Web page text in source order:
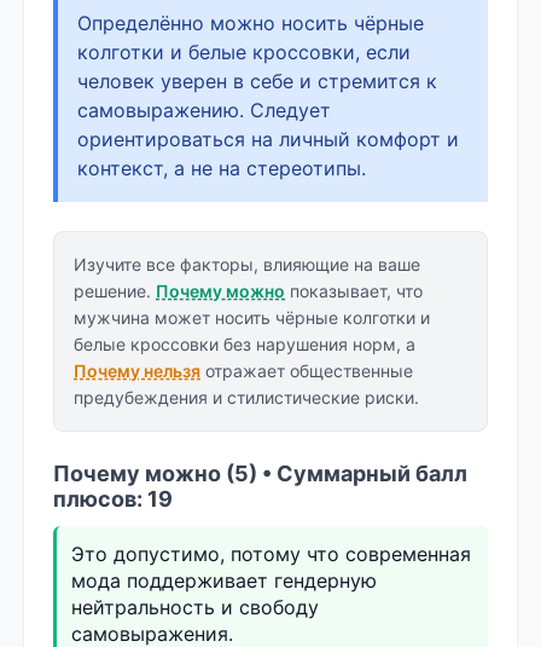
Определённо можно носить чёрные
колготки и белые кроссовки, если
человек уверен в себе и стремится к
самовыражению. Следует
ориентироваться на личный комфорт и
контекст, а не на стереотипы.
Изучите все факторы, влияющие на ваше
решение. Почему можно показывает, что
мужчина может носить чёрные колготки и
белые кроссовки без нарушения норм, а
Почему нельзя отражает общественные
предубеждения и стилистические риски.
Почему можно (5) • Суммарный балл
плюсов: 19
Это допустимо, потому что современная
мода поддерживает гендерную
нейтральность и свободу
самовыражения.